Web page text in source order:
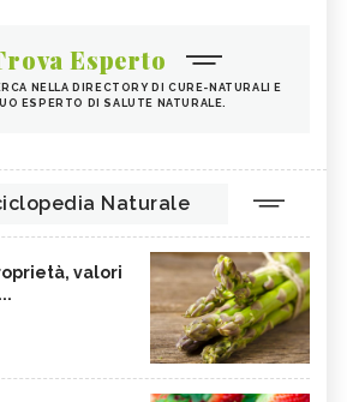
Esperto
NELLA DIRECTORY DI CURE-NATURALI E
ESPERTO DI SALUTE NATURALE.
Naturale
valori